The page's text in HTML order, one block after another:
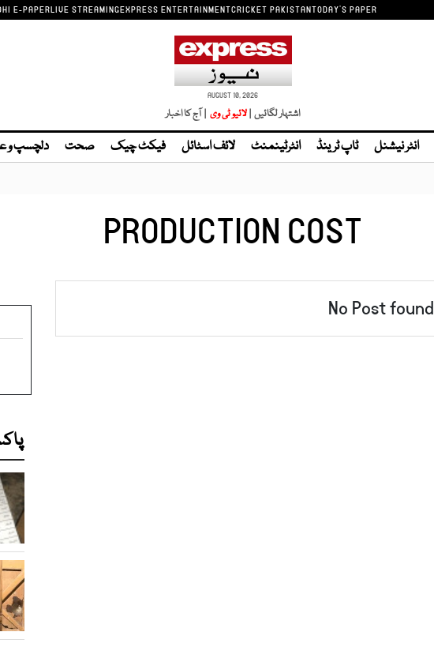
E-PAPERLIVE STREAMINGEXPRESS ENTERTAINMENTCRICKET PAKISTANTODAY'S PAPER
AUGUST 10, 2026
اشتہار لگائیں | | آج کا اخبار
انٹر نیشنل ٹاپ ٹرینڈ انٹرٹینمنٹ لائف اسٹائل فیکٹ چیک صحت دلچسپ و
PRODUCTION COST
No Post found